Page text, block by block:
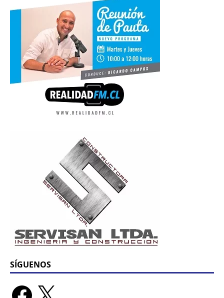
SÍGUENOS